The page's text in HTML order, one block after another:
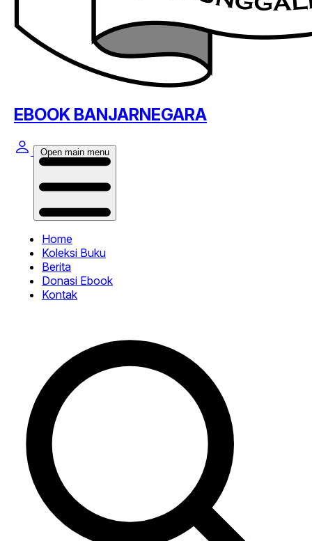
EBOOK BANJARNEGARA
Open main menu
Home
Koleksi Buku
Berita
Donasi Ebook
Kontak